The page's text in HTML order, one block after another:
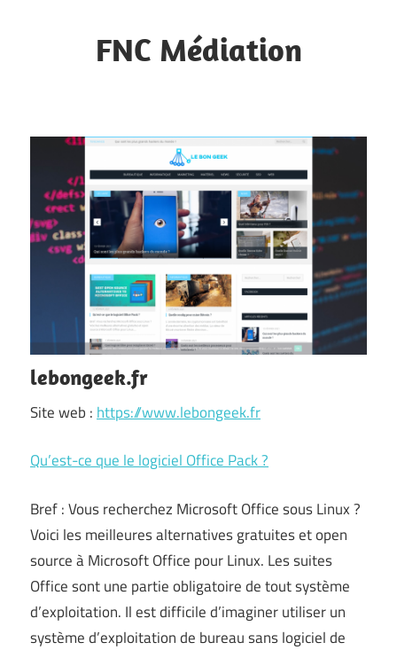
FNC Médiation
circulation
lebongeek.fr
Site web : https://www.lebongeek.fr
Qu’est-ce que le logiciel Office Pack ?
Bref : Vous recherchez Microsoft Office sous Linux ?
Voici les meilleures alternatives gratuites et open
source à Microsoft Office pour Linux. Les suites
Office sont une partie obligatoire de tout système
d’exploitation. Il est difficile d’imaginer utiliser un
système d’exploitation de bureau sans logiciel de